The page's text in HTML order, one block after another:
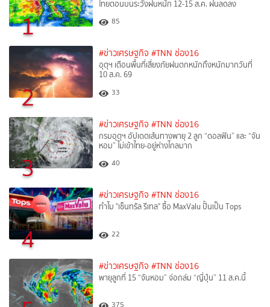
1
ไทยตอนบนระวังฝนหนัก 12-15 ส.ค. ฝนลดลง
85
2
#ข่าวเศรษฐกิจ #TNN ช่อง16
อุตุฯ เตือนพื้นที่เสี่ยงภัยฝนตกหนักถึงหนักมากวันที่
10 ส.ค. 69
33
3
#ข่าวเศรษฐกิจ #TNN ช่อง16
กรมอุตุฯ อัปเดตเส้นทางพายุ 2 ลูก “ดอลฟิน” และ “จัน
หอม” ไม่เข้าไทย-อยู่ห่างไกลมาก
40
4
#ข่าวเศรษฐกิจ #TNN ช่อง16
ทำไม "เซ็นทรัล รีเทล" ซื้อ MaxValu ปั้นเป็น Tops
22
#ข่าวเศรษฐกิจ #TNN ช่อง16
พายุลูกที่ 15 “จันหอม” จ่อถล่ม “ญี่ปุ่น” 11 ส.ค.นี้
375